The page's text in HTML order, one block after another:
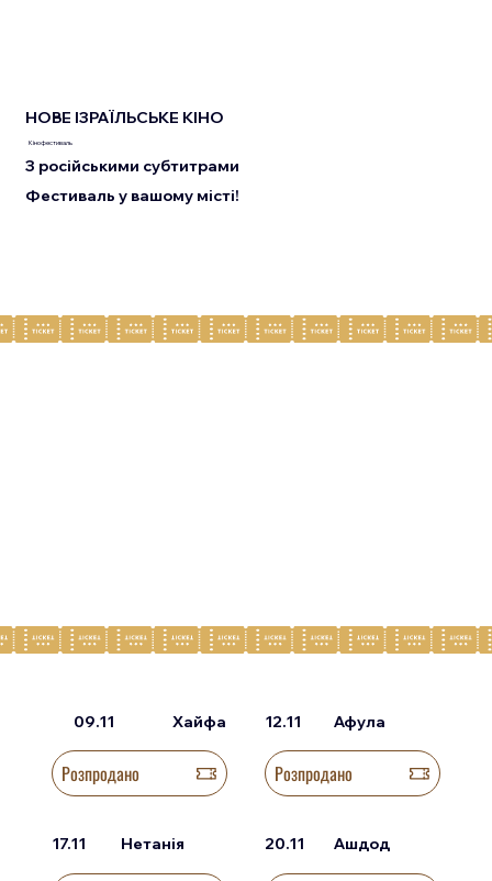
НОВЕ ІЗРАЇЛЬСЬКЕ КІНО
Кінофестиваль
З російськими субтитрами
Фестиваль у вашому місті!
09.11 Хайфа
Розпродано
12.11 Афула
Розпродано
17.11 Нетанія 20.11 Ашдод